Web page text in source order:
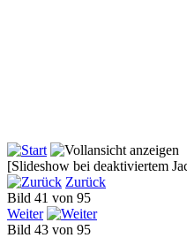
[Slideshow bei deaktiviertem
Zurück
Bild 41 von 95
Weiter
Bild 43 von 95